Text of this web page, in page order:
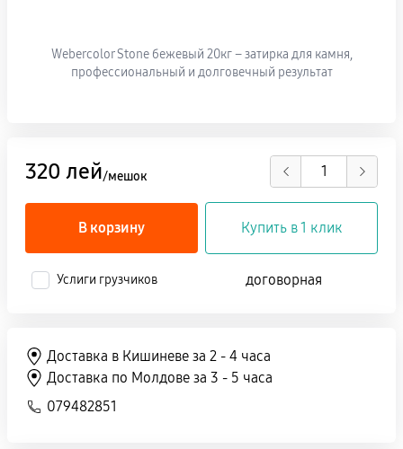
Webercolor Stone бежевый 20кг – затирка для камня,
профессиональный и долговечный результат
320 лей/мешок
В корзину Купить в 1 клик
Услиги грузчиков договорная
Доставка в Кишиневе за 2 - 4 часа
Доставка по Молдове за 3 - 5 часа
079482851